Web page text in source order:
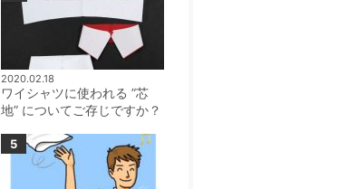
2020.02.18
ワイシャツに使われる ”芯
地” についてご存じですか？